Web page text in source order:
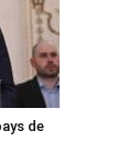
de